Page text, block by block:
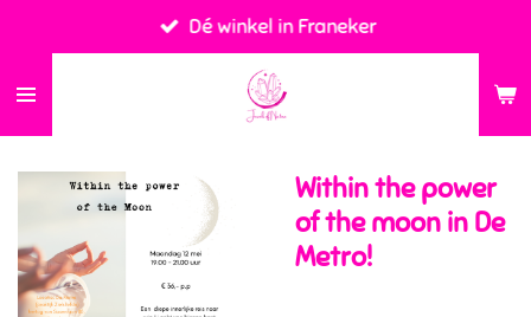
direct
naar
Dé winkel in Franeker
Within the power
of the moon in De
Metro!